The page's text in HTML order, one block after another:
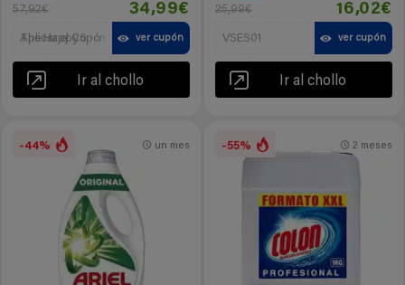
57,92€ 34,99€
Aplicar el Cupón The Happy 5 ver cupón
Ir al chollo
25,99€ 16,02€
VSES01 ver cupón
Ir al chollo
-44% un mes -55% 2 meses